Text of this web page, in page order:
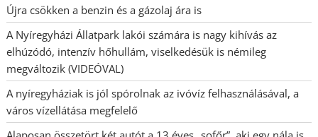
Újra csökken a benzin és a gázolaj ára is
A Nyíregyházi Állatpark lakói számára is nagy kihívás az
elhúzódó, intenzív hőhullám, viselkedésük is némileg
megváltozik (VIDEÓVAL)
A nyíregyháziak is jól spórolnak az ivóvíz felhasználásával, a
város vízellátása megfelelő